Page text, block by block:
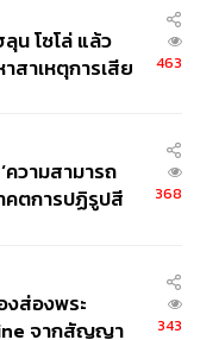
11/22/eu-raise
car-plates-dis
ป้ายทะเบียนรถยนต์
น โซโล่ แล้ว
สาเหตุการเสีย
463
วามสามารถ
คตการปฏิรูปสี
368
ส่องพระ
จากสัญญา
343